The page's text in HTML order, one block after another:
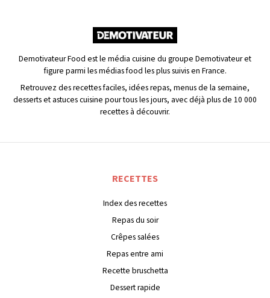
Demotivateur Food est le média cuisine du groupe Demotivateur et
figure parmi les médias food les plus suivis en France.
Retrouvez des recettes faciles, idées repas, menus de la semaine,
desserts et astuces cuisine pour tous les jours, avec déjà plus de 10 000
recettes à découvrir.
RECETTES
Index des recettes
Repas du soir
Crêpes salées
Repas entre ami
Recette bruschetta
Dessert rapide